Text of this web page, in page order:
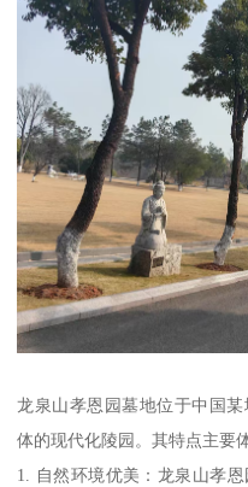
龙泉山孝恩园墓地位于中国
体的现代化陵园。其特点主要
1. 自然环境优美：龙泉山孝